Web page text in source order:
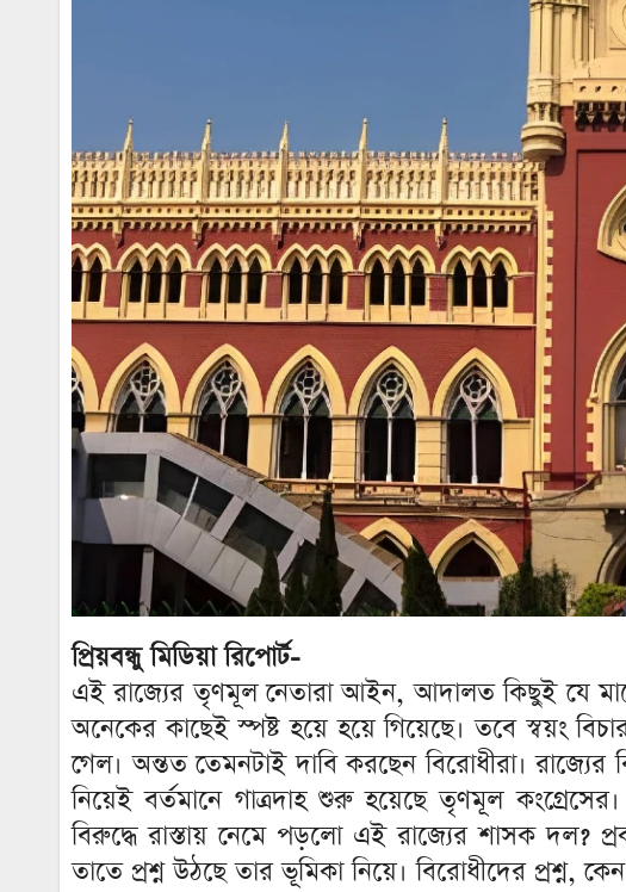
প্রিয়বন্ধু মিডিয়া রিপোর্ট-
এই রাজ্যের তৃণমূল নেতারা আইন, আদালত কিছুই যে
অনেকের কাছেই স্পষ্ট হয়ে হয়ে গিয়েছে। তবে স্বয়ং
গেল। অন্তত তেমনটাই দাবি করছেন বিরোধীরা।
নিয়েই বর্তমানে গাত্রদাহ শুরু হয়েছে তৃণমূল
বিরুদ্ধে রাস্তায় নেমে পড়লো এই রাজ্যের শাসক দল?
তাতে প্রশ্ন উঠছে তার ভূমিকা নিয়ে। বিরোধীদের প্রশ্ন,